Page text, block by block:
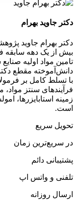
دکتر جاوید بهرام
دکتر بهرام جاوید
بیش از یک دهه سابقه
تامین مواد اولیه صنایع
دانش‌آموخته مقطع
با تسلط کامل بر
فرآیندهای سنتز مواد،
زمینه استابایزرها،
است.
تحویل سریع
در سریع‌ترین زمان
پشتیبانی دائم
تلفنی و واتس اپ
ارسال روزانه